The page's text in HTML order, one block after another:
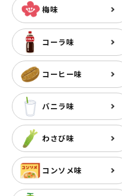
梅味
コーラ味
コーヒー味
バニラ味
わさび味
コンソメ味